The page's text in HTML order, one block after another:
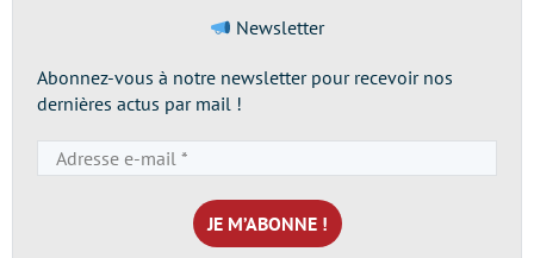
Newsletter
Abonnez-vous à notre newsletter pour recevoir nos
dernières actus par mail !
e-
mail
*